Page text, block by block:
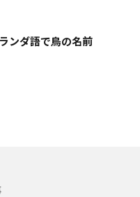
ンダ語で鳥の名前